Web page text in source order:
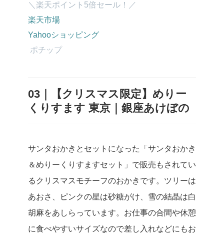
＼楽天ポイント5倍セール！／
楽天市場
Yahooショッピング
ポチップ
03｜【クリスマス限定】めりー
くりすます 東京｜銀座あけぼの
サンタおかきとセットになった「サンタおかき
＆めりーくりすますセット」で販売もされてい
るクリスマスモチーフのおかきです。ツリーは
あおさ、ピンクの星は砂糖がけ、雪の結晶は白
胡麻をあしらっています。お仕事の合間や休憩
に食べやすいサイズなので差し入れなどにもお